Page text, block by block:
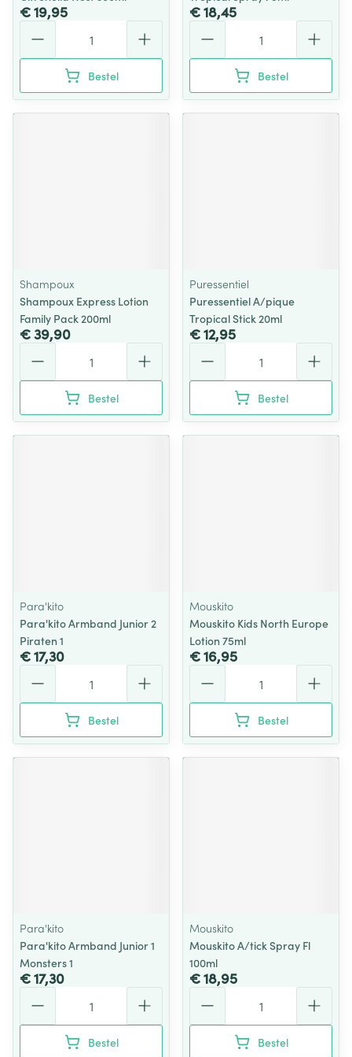
€ 19,95
Bestel
€ 18,45
Bestel
Shampoux
Shampoux Express Lotion
Family Pack 200ml
€ 39,90
Bestel
Puressentiel
Puressentiel A/pique
Tropical Stick 20ml
€ 12,95
Bestel
Para'kito
Para'kito Armband Junior 2
Piraten 1
€ 17,30
Bestel
Mouskito
Mouskito Kids North Europe
Lotion 75ml
€ 16,95
Bestel
Para'kito
Para'kito Armband Junior 1
Monsters 1
€ 17,30
Bestel
Mouskito
Mouskito A/tick Spray Fl
100ml
€ 18,95
Bestel